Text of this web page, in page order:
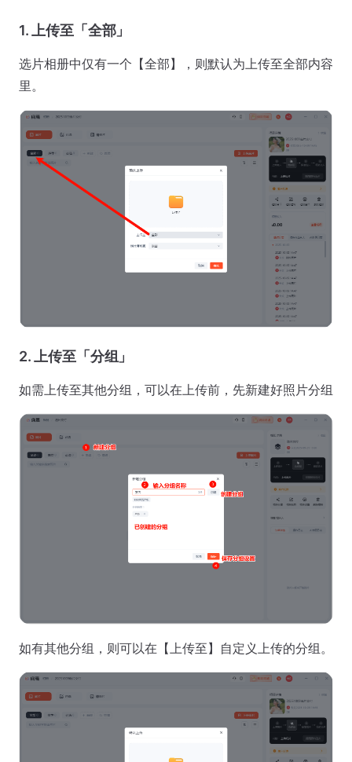
1. 上传至「全部」
选片相册中仅有一个【全部】，则默认为上传至全部内容
里。
2. 上传至「分组」
如需上传至其他分组，可以在上传前，先新建好照片分组
如有其他分组，则可以在【上传至】自定义上传的分组。